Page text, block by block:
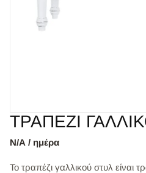
ΤΡΑΠΕΖΙ
Ν/Α / ημέρα
Το τραπέζι γαλλικού στυλ είναι